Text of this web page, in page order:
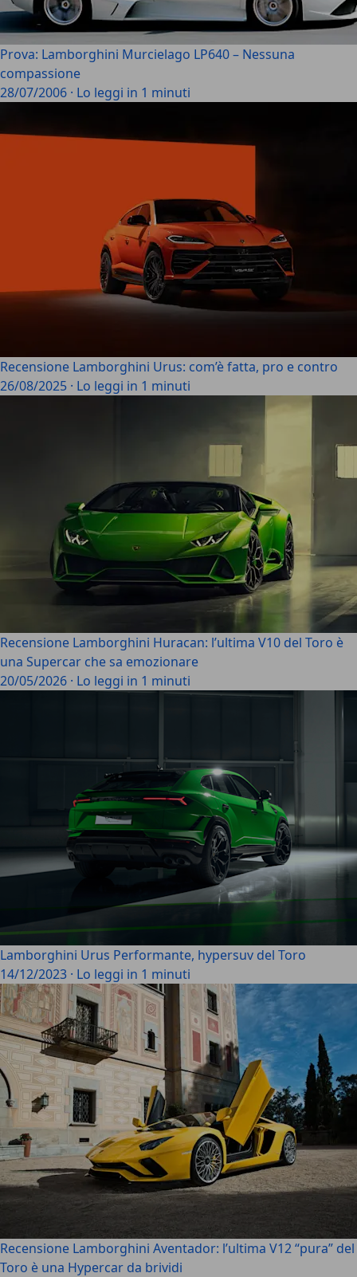
Prova: Lamborghini Murcielago LP640 – Nessuna
compassione
28/07/2006 · Lo leggi in 1 minuti
Recensione Lamborghini Urus: com’è fatta, pro e contro
26/08/2025 · Lo leggi in 1 minuti
Recensione Lamborghini Huracan: l’ultima V10 del Toro è
una Supercar che sa emozionare
20/05/2026 · Lo leggi in 1 minuti
Lamborghini Urus Performante, hypersuv del Toro
14/12/2023 · Lo leggi in 1 minuti
Recensione Lamborghini Aventador: l’ultima V12 “pura” del
Toro è una Hypercar da brividi